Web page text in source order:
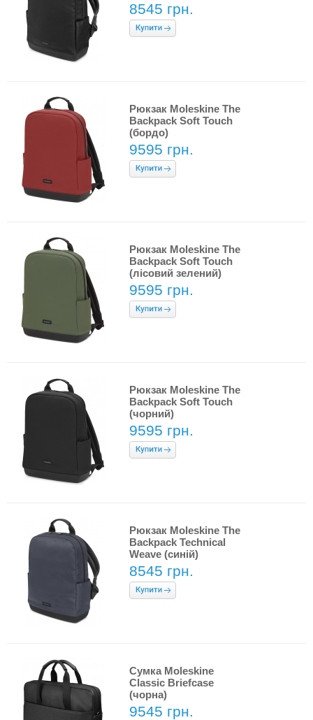
8545 грн.
Рюкзак Moleskine The
Backpack Soft Touch
(бордо)
9595 грн.
Рюкзак Moleskine The
Backpack Soft Touch
(лісовий зелений)
9595 грн.
Рюкзак Moleskine The
Backpack Soft Touch
(чорний)
9595 грн.
Рюкзак Moleskine The
Backpack Technical
Weave (синій)
8545 грн.
Сумка Moleskine
Classic Briefcase
(чорна)
9545 грн.